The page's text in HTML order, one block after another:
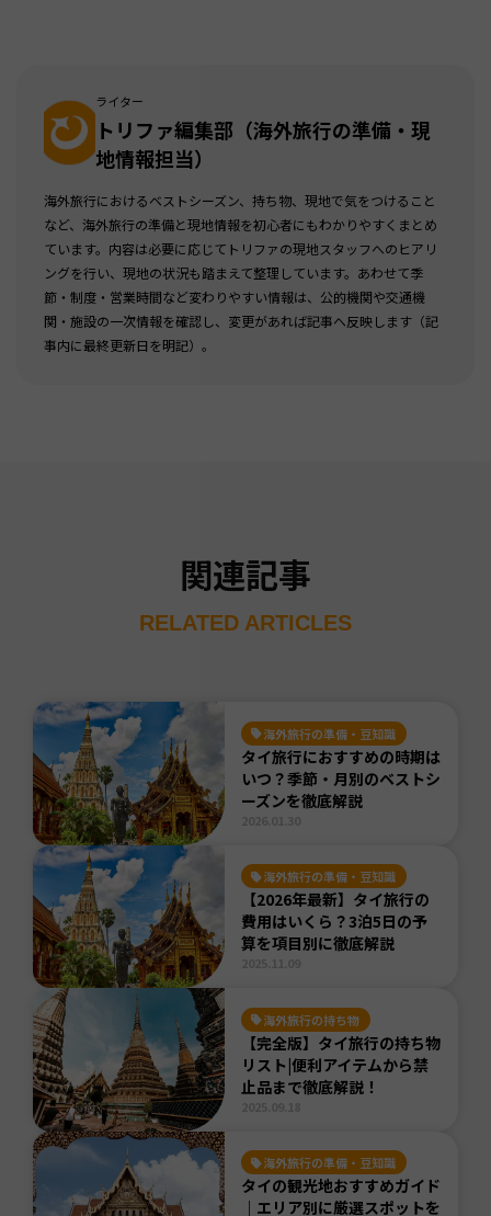
ライター
トリファ編集部（海外旅行の準備・現
地情報担当）
海外旅行におけるベストシーズン、持ち物、現地で気をつけること
など、海外旅行の準備と現地情報を初心者にもわかりやすくまとめ
ています。内容は必要に応じてトリファの現地スタッフへのヒアリ
ングを行い、現地の状況も踏まえて整理しています。あわせて季
節・制度・営業時間など変わりやすい情報は、公的機関や交通機
関・施設の一次情報を確認し、変更があれば記事へ反映します（記
事内に最終更新日を明記）。
関連記事
RELATED ARTICLES
海外旅行の準備・豆知識
タイ旅行におすすめの時期は
いつ？季節・月別のベストシ
ーズンを徹底解説
海外旅行の準備・豆知識
【2026年最新】タイ旅行の
費用はいくら？3泊5日の予
算を項目別に徹底解説
海外旅行の持ち物
【完全版】タイ旅行の持ち物
リスト|便利アイテムから禁
止品まで徹底解説！
海外旅行の準備・豆知識
タイの観光地おすすめガイド
｜エリア別に厳選スポットを